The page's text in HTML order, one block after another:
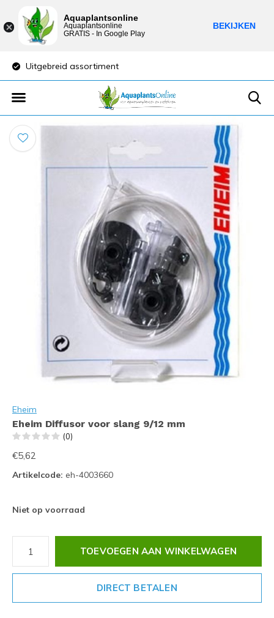
Uitgebreid assortiment
Eheim
Eheim Diffusor voor slang 9/12 mm
(0)
€5,62
Artikelcode: eh-4003660
Niet op voorraad
TOEVOEGEN AAN WINKELWAGEN
DIRECT BETALEN
Aquaplantsonline
Aquaplantsonline
GRATIS - In Google Play
BEKIJKEN